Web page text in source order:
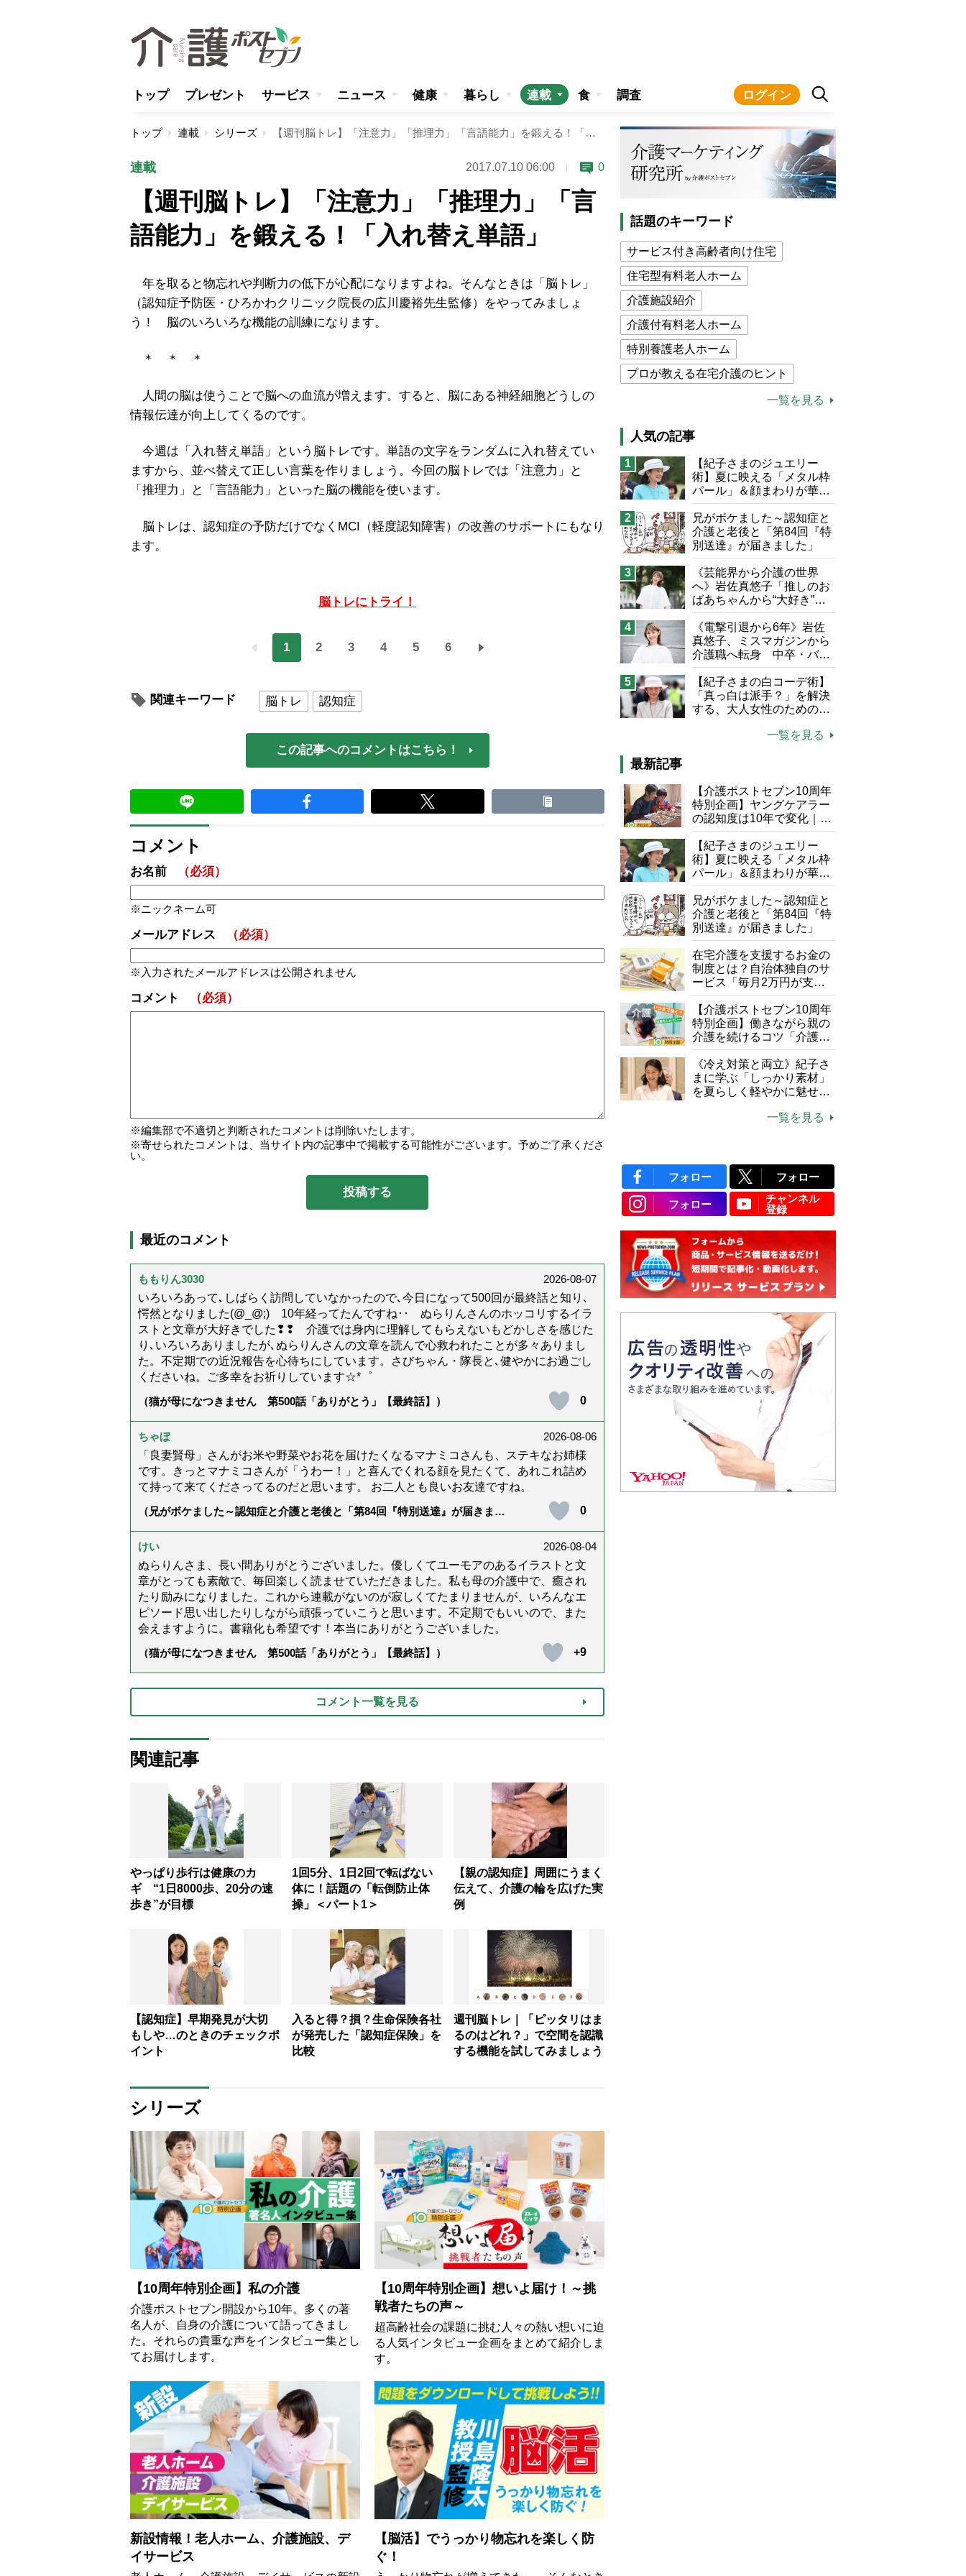
トップ プレゼント サービス ニュース 健康 暮らし 連載 食 調査 ログイン
トップ 連載 シリーズ 【週刊脳トレ】「注意力」「推理力」「言語能力」を鍛える！「入れ替え単語」
連載 2017.07.10 06:00 0
【週刊脳トレ】「注意力」「推理力」「言
語能力」を鍛える！「入れ替え単語」
年を取ると物忘れや判断力の低下が心配になりますよね。そんなときは「脳トレ」
（認知症予防医・ひろかわクリニック院長の広川慶裕先生監修）をやってみましょ
う！ 脳のいろいろな機能の訓練になります。
＊ ＊ ＊
人間の脳は使うことで脳への血流が増えます。すると、脳にある神経細胞どうしの
情報伝達が向上してくるのです。
今週は「入れ替え単語」という脳トレです。単語の文字をランダムに入れ替えてい
ますから、並べ替えて正しい言葉を作りましょう。今回の脳トレでは「注意力」と
「推理力」と「言語能力」といった脳の機能を使います。
脳トレは、認知症の予防だけでなくMCI（軽度認知障害）の改善のサポートにもなり
ます。
脳トレにトライ！
1 2 3 4 5 6
関連キーワード 脳トレ 認知症
この記事へのコメントはこちら！
コメント
お名前 （必須）
ニックネーム可
メールアドレス （必須）
入力されたメールアドレスは公開されません
コメント （必須）
編集部で不適切と判断されたコメントは削除いたします。
寄せられたコメントは、当サイト内の記事中で掲載する可能性がございます。予めご了承くださ
い。
最近のコメント
ももりん3030
2026-08-07
いろいろあって､しばらく訪問していなかったので､今日になって500回が最終話と知り､
愕然となりました(@_@;) 10年経ってたんですね･･ ぬらりんさんのホッコリするイラ
ストと文章が大好きでした❢❢ 介護では身内に理解してもらえないもどかしさを感じた
り､いろいろありましたが､ぬらりんさんの文章を読んで心救われたことが多々ありまし
た。不定期での近況報告を心待ちにしています。さびちゃん・隊長と､健やかにお過ごし
くださいね。ご多幸をお祈りしています☆*゜
（猫が母になつきません 第500話「ありがとう」【最終話】）
0
ちゃぼ
2026-08-06
「良妻賢母」さんがお米や野菜やお花を届けたくなるマナミコさんも、ステキなお姉様
です。きっとマナミコさんが「うわー！」と喜んでくれる顔を見たくて、あれこれ詰め
て持って来てくださってるのだと思います。 お二人とも良いお友達ですね。
（兄がボケました～認知症と介護と老後と「第84回『特別送達』が届きまし
0
けい
2026-08-04
ぬらりんさま、長い間ありがとうございました。優しくてユーモアのあるイラストと文
章がとっても素敵で、毎回楽しく読ませていただきました。私も母の介護中で、癒され
たり励みになりました。これから連載がないのが寂しくてたまりませんが、いろんなエ
ピソード思い出したりしながら頑張っていこうと思います。不定期でもいいので、また
会えますように。書籍化も希望です！本当にありがとうございました。
（猫が母になつきません 第500話「ありがとう」【最終話】）
+9
コメント一覧を見る
関連記事
やっぱり歩行は健康のカ
ギ “1日8000歩、20分の速
歩き”が目標
1回5分、1日2回で転ばない
体に！話題の「転倒防止体
操」＜パート1＞
【親の認知症】周囲にうまく
伝えて、介護の輪を広げた実
例
【認知症】早期発見が大切
もしや…のときのチェックポ
イント
入ると得？損？生命保険各社
が発売した「認知症保険」を
比較
週刊脳トレ｜「ピッタリはま
るのはどれ？」で空間を認識
する機能を試してみましょう
シリーズ
【10周年特別企画】私の介護
介護ポストセブン開設から10年。多くの著
名人が、自身の介護について語ってきまし
た。それらの貴重な声をインタビュー集とし
てお届けします。
【10周年特別企画】想いよ届け！～挑
戦者たちの声～
超高齢社会の課題に挑む人々の熱い想いに迫
る人気インタビュー企画をまとめて紹介しま
す。
新設情報！老人ホーム、介護施設、デ
イサービス
【脳活】でうっかり物忘れを楽しく防
ぐ！
話題のキーワード
サービス付き高齢者向け住宅
住宅型有料老人ホーム
介護施設紹介
介護付有料老人ホーム
特別養護老人ホーム
プロが教える在宅介護のヒント
介護食
猫が母になつきません
息子の遠距離介護サバイバル術
兄がボケました
便利なサービス
予防法
一覧を見る
人気の記事
1
【紀子さまのジュエリー
術】夏に映える「メタル枠
パール」＆顔まわりが華や
ぐ「揺れる一粒」の使い分
け方
2
兄がボケました～認知症と
介護と老後と「第84回『特
別送達』が届きました」
3
《芸能界から介護の世界
へ》岩佐真悠子「推しのお
ばあちゃんから“大好き”を
もらえる」理不尽さも吹き
飛ぶ“やりがい”、介護の現
場は「愛おしい」
4
《電撃引退から6年》岩佐
真悠子、ミスマガジンから
介護職へ転身 中卒・バイ
ト経験ゼロの彼女が見つけ
た“居場所”「社会の役に立
ちながら自分らしくいられ
る」
5
【紀子さまの白コーデ術】
「真っ白は派手？」を解決
する、大人女性のための上
一覧を見る
最新記事
【介護ポストセブン10周年
特別企画】ヤングケアラー
の認知度は10年で変化｜流
行語大賞にノミネート、法
律にも明記されたが果たし
て現在は？
【紀子さまのジュエリー
術】夏に映える「メタル枠
パール」＆顔まわりが華や
ぐ「揺れる一粒」の使い分
け方
兄がボケました～認知症と
介護と老後と「第84回『特
別送達』が届きました」
在宅介護を支援するお金の
制度とは？自治体独自のサ
ービス「毎月2万円が支給
される」ケースも【FP解
説】
【介護ポストセブン10周年
特別企画】働きながら親の
介護を続けるコツ「介護は
10年以上続くことも…3つ
のフェーズに分けて考えて
みよう」【社会福祉士解
説】
《冷え対策と両立》紀子さ
まに学ぶ「しっかり素材」
を夏らしく軽やかに魅せる
一覧を見る
フォロー フォロー
フォロー
チャンネル
登録